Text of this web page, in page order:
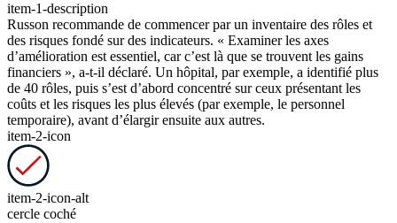
item-1-description
Russon recommande de commencer par un inventaire des rôles et
des risques fondé sur des indicateurs. « Examiner les axes
d’amélioration est essentiel, car c’est là que se trouvent les gains
financiers », a-t-il déclaré. Un hôpital, par exemple, a identifié plus
de 40 rôles, puis s’est d’abord concentré sur ceux présentant les
coûts et les risques les plus élevés (par exemple, le personnel
temporaire), avant d’élargir ensuite aux autres.
item-2-icon
item-2-icon-alt
cercle coché